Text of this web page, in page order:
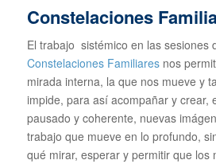
Constelaciones
El trabajo sistémico en las sesiones
Constelaciones Familiaresnos
mirada interna, la que nos mueve y
impide, para así acompañar y crear,
pausado y coherente, nuevas
trabajo que mueve en lo profundo,
qué mirar, esperar y permitir que los